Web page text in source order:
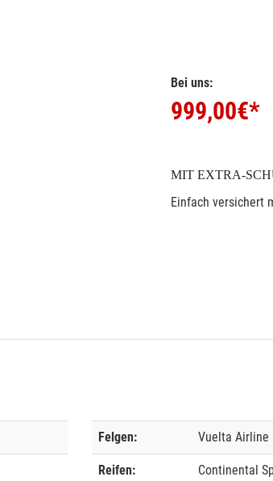
Bei uns:
999,00€*
MIT EXTRA-
Einfach versichert
Felgen: Vuelta Airline
Reifen: Continental